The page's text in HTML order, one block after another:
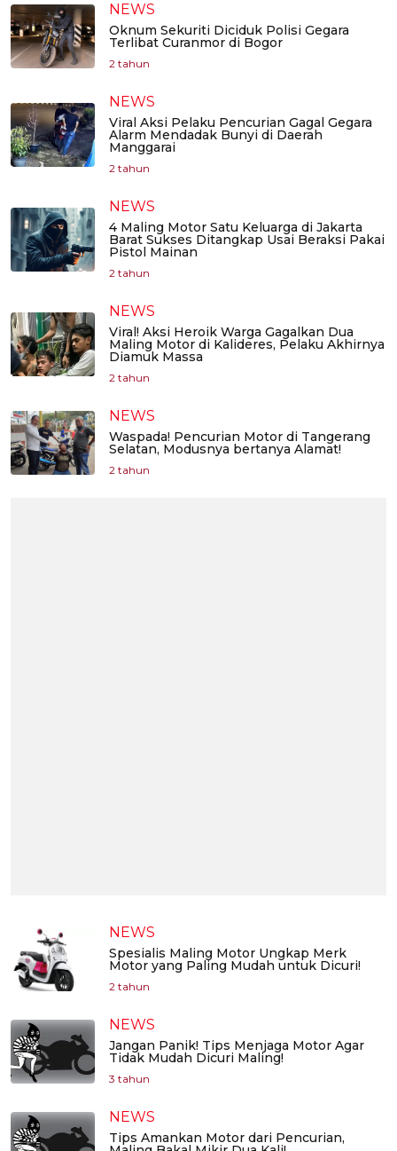
NEWS
Oknum Sekuriti Diciduk Polisi Gegara
Terlibat Curanmor di Bogor
2 tahun
NEWS
Viral Aksi Pelaku Pencurian Gagal Gegara
Alarm Mendadak Bunyi di Daerah
Manggarai
2 tahun
NEWS
4 Maling Motor Satu Keluarga di Jakarta
Barat Sukses Ditangkap Usai Beraksi Pakai
Pistol Mainan
2 tahun
NEWS
Viral! Aksi Heroik Warga Gagalkan Dua
Maling Motor di Kalideres, Pelaku Akhirnya
Diamuk Massa
2 tahun
NEWS
Waspada! Pencurian Motor di Tangerang
Selatan, Modusnya bertanya Alamat!
2 tahun
NEWS
Spesialis Maling Motor Ungkap Merk
Motor yang Paling Mudah untuk Dicuri!
2 tahun
NEWS
Jangan Panik! Tips Menjaga Motor Agar
Tidak Mudah Dicuri Maling!
3 tahun
NEWS
Tips Amankan Motor dari Pencurian,